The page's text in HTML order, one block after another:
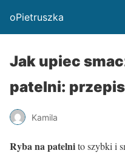
oPietruszka
Jak upiec
patelni:
Kamila
Ryba na patelnito szybki i